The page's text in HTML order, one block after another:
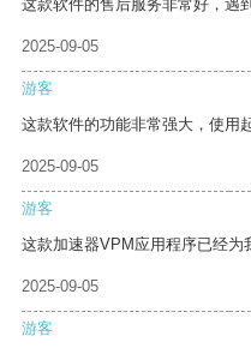
这款软件的售后服务非常好，遇
2025-09-05
游客
这款软件的功能非常强大，使用
2025-09-05
游客
这款加速器VPM应用程序已经为
2025-09-05
游客